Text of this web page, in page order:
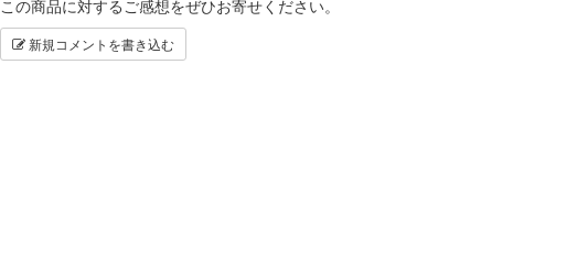
この商品に対するご感想をぜひお寄せください。
新規コメントを書き込む